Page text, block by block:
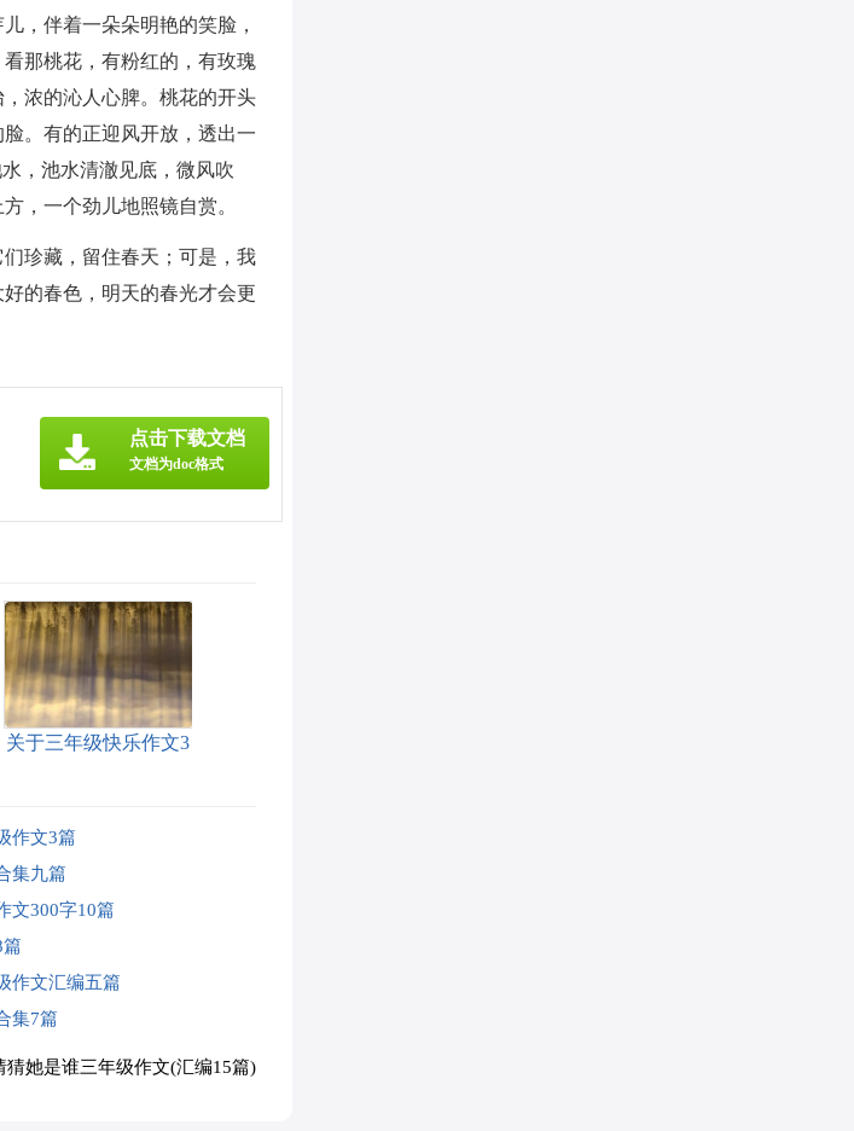
，伴着一朵朵明艳的笑脸，
那桃花，有粉红的，有玫瑰
浓的沁人心脾。桃花的开头
。有的正迎风开放，透出一
，池水清澈见底，微风吹
，一个劲儿地照镜自赏。
珍藏，留住春天；可是，我
的春色，明天的春光才会更
点击下载文档
文档为doc格式
关于三年级快乐作文3
作文3篇
集九篇
文300字10篇
作文汇编五篇
集7篇
猜她是谁三年级作文(汇编15篇)